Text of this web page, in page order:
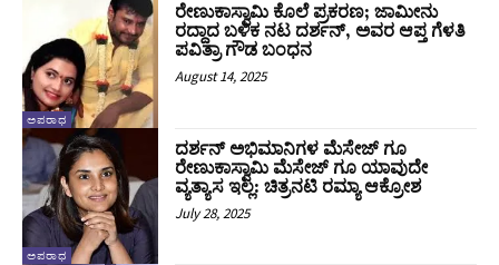
ಅಪರಾಧ
ರೇಣುಕಾಸ್ವಾಮಿ ಕೊಲೆ ಪ್ರಕರಣ; ಜಾಮೀನು
ರದ್ದಾದ ಬಳಿಕ ನಟ ದರ್ಶನ್‌, ಅವರ ಆಪ್ತ ಗೆಳತಿ
ಪವಿತ್ರಾ ಗೌಡ ಬಂಧನ
August 14, 2025
ಅಪರಾಧ
ದರ್ಶನ್‌ ಅಭಿಮಾನಿಗಳ ಮೆಸೇಜ್‌ ಗೂ
ರೇಣುಕಾಸ್ವಾಮಿ ಮೆಸೇಜ್‌ ಗೂ ಯಾವುದೇ
ವ್ಯತ್ಯಾಸ ಇಲ್ಲ: ಚಿತ್ರನಟಿ ರಮ್ಯಾ ಆಕ್ರೋಶ
July 28, 2025